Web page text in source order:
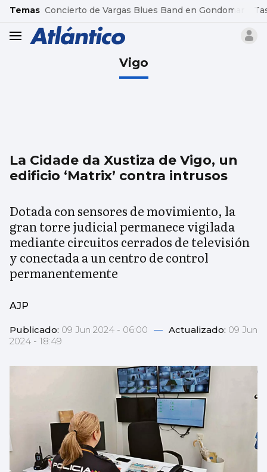
common.go-to-content
Temas Concierto de Vargas Blues Band en Gondomar
header.menu.open
Vigo
La Cidade da Xustiza de Vigo, un
edificio ‘Matrix’ contra intrusos
Dotada con sensores de movimiento, la
gran torre judicial permanece vigilada
mediante circuitos cerrados de televisión
y conectada a un centro de control
permanentemente
AJP
Publicado: 09 Jun 2024 - 06:00 — Actualizado: 09 Jun
2024 - 18:49